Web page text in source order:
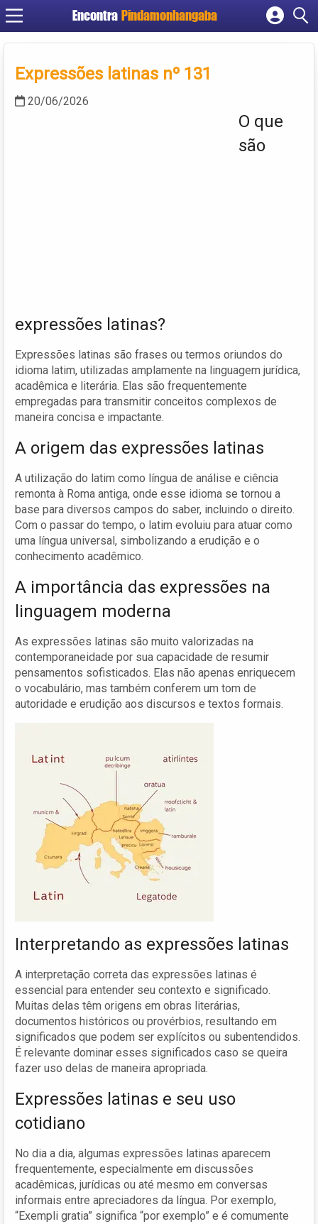
Encontra Pindamonhangaba
Cadastrar empresa
Criar conta
Expressões latinas nº 131
20/06/2026
O que
são
expressões latinas?
Expressões latinas são frases ou termos oriundos do
idioma latim, utilizadas amplamente na linguagem jurídica,
acadêmica e literária. Elas são frequentemente
empregadas para transmitir conceitos complexos de
maneira concisa e impactante.
A origem das expressões latinas
A utilização do latim como língua de análise e ciência
remonta à Roma antiga, onde esse idioma se tornou a
base para diversos campos do saber, incluindo o direito.
Com o passar do tempo, o latim evoluiu para atuar como
uma língua universal, simbolizando a erudição e o
conhecimento acadêmico.
A importância das expressões na
linguagem moderna
As expressões latinas são muito valorizadas na
contemporaneidade por sua capacidade de resumir
pensamentos sofisticados. Elas não apenas enriquecem
o vocabulário, mas também conferem um tom de
autoridade e erudição aos discursos e textos formais.
Interpretando as expressões latinas
A interpretação correta das expressões latinas é
essencial para entender seu contexto e significado.
Muitas delas têm origens em obras literárias,
documentos históricos ou provérbios, resultando em
significados que podem ser explícitos ou subentendidos.
É relevante dominar esses significados caso se queira
fazer uso delas de maneira apropriada.
Expressões latinas e seu uso
cotidiano
No dia a dia, algumas expressões latinas aparecem
frequentemente, especialmente em discussões
acadêmicas, jurídicas ou até mesmo em conversas
informais entre apreciadores da língua. Por exemplo,
“Exempli gratia” significa “por exemplo” e é comumente